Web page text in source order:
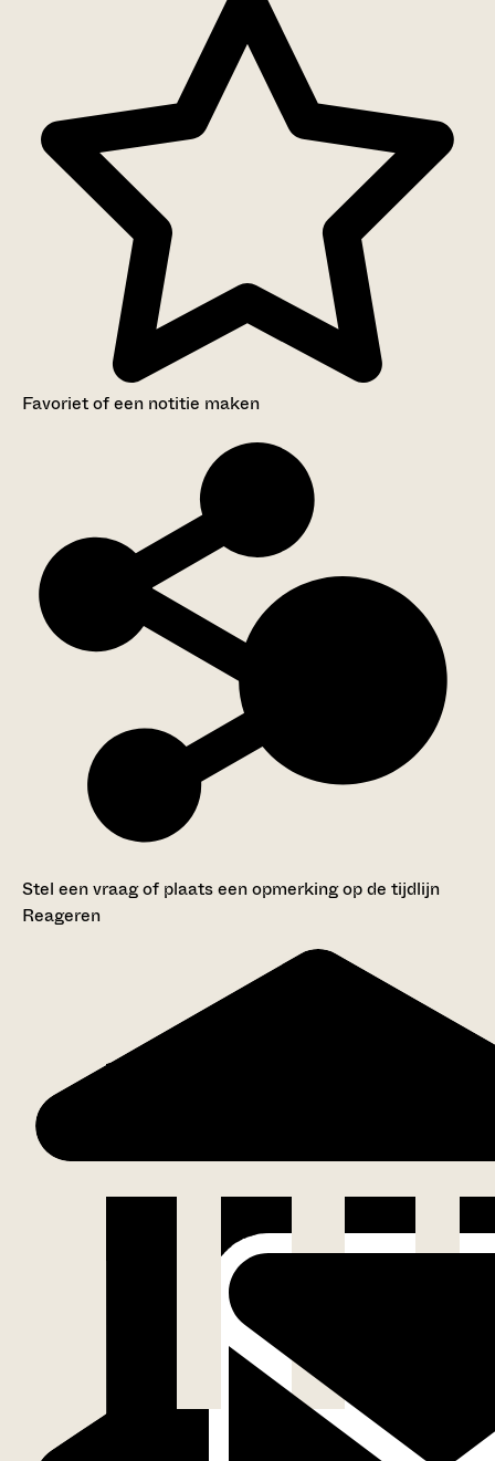
Favoriet of een notitie maken
Stel een vraag of plaats een opmerking op de tijdlijn
Reageren